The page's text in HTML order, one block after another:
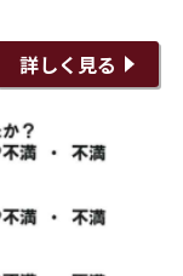
詳しく見る